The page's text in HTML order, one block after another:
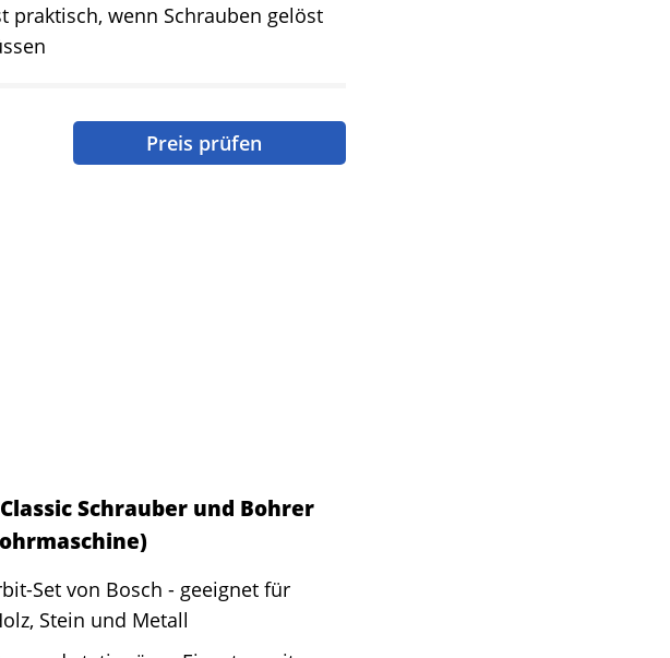
praktisch, wenn Schrauben gelöst
Preis prüfen
Schrauber und Bohrer
Set von Bosch - geeignet für
Stein und Metall